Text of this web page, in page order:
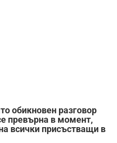
обикновен разговор
превърна в момент,
всички присъстващи в